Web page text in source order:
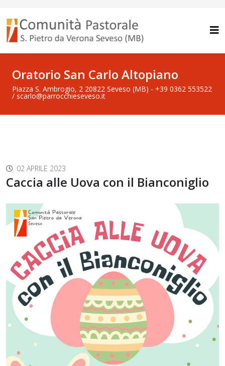
Oratorio San Carlo Altopiano
Piazza S. Ambrogio, 2 20822 Seveso (MB) - +39 0362 553522
/ scarlo@parrocchieseveso.it
02 APRILE 2023
Caccia alle Uova con il Bianconiglio